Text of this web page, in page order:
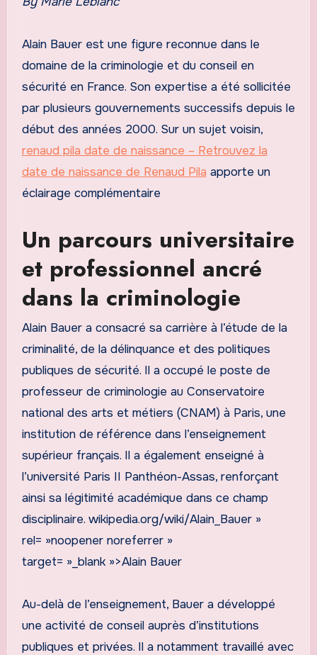
Alain Bauer est une figure reconnue dans le
domaine de la criminologie et du conseil en
sécurité en France. Son expertise a été sollicitée
par plusieurs gouvernements successifs depuis le
début des années 2000. Sur un sujet voisin,
renaud pila date de naissance – Retrouvez la
date de naissance de Renaud Pila apporte un
éclairage complémentaire
Un parcours universitaire
et professionnel ancré
dans la criminologie
Alain Bauer a consacré sa carrière à l’étude de la
criminalité, de la délinquance et des politiques
publiques de sécurité. Il a occupé le poste de
professeur de criminologie au Conservatoire
national des arts et métiers (CNAM) à Paris, une
institution de référence dans l’enseignement
supérieur français. Il a également enseigné à
l’université Paris II Panthéon-Assas, renforçant
ainsi sa légitimité académique dans ce champ
disciplinaire. wikipedia.org/wiki/Alain_Bauer »
rel= »noopener noreferrer »
target= »_blank »>Alain Bauer
Au-delà de l’enseignement, Bauer a développé
une activité de conseil auprès d’institutions
publiques et privées. Il a notamment travaillé avec